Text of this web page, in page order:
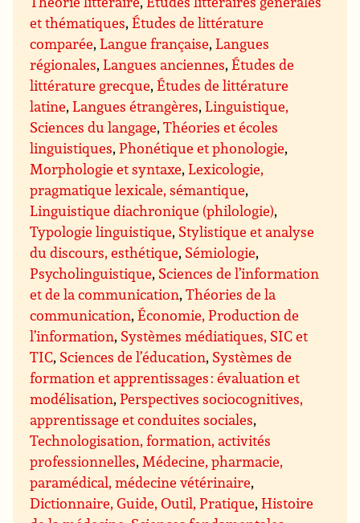
et thématiques,Études de littérature
comparée,Langue française,Langues
régionales,Langues anciennes,Études de
littérature grecque,Études de littérature
latine,Langues étrangères,Linguistique,
Sciences du langage,Théories et écoles
linguistiques,Phonétique et phonologie,
Morphologie et syntaxe,Lexicologie,
pragmatique lexicale, sémantique,
Linguistique diachronique (philologie),
Typologie linguistique, Stylistique et analyse
du discours, esthétique, Sémiologie,
Psycholinguistique, Sciences de l’information
et de la communication,Théories de la
communication,Économie, Production de
l’information, Systèmes médiatiques, SIC et
TIC, Sciences de l’éducation, Systèmes de
formation et apprentissages : évaluation et
modélisation,Perspectives sociocognitives,
apprentissage et conduites sociales,
Technologisation, formation, activités
professionnelles, Médecine, pharmacie,
paramédical, médecine vétérinaire,
Dictionnaire, Guide, Outil, Pratique,Histoire